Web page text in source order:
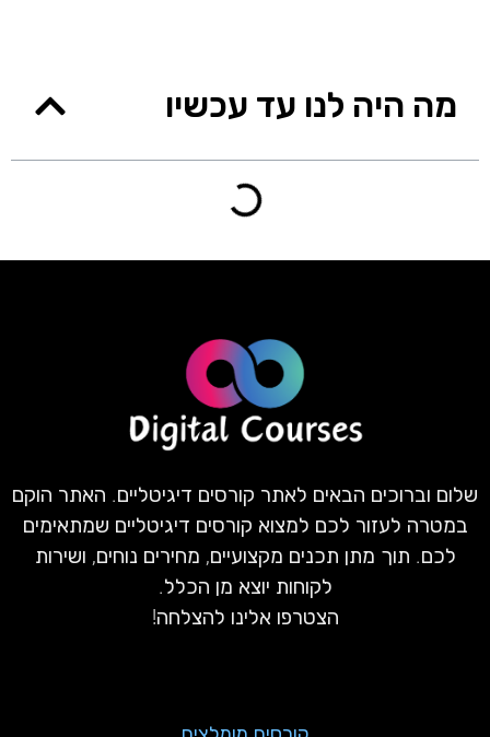
מה היה לנו עד עכשיו
שלום וברוכים הבאים לאתר קורסים דיגיטליים. האתר הוקם
במטרה לעזור לכם למצוא קורסים דיגיטליים שמתאימים
לכם. תוך מתן תכנים מקצועיים, מחירים נוחים, ושירות
לקוחות יוצא מן הכלל.
הצטרפו אלינו להצלחה!